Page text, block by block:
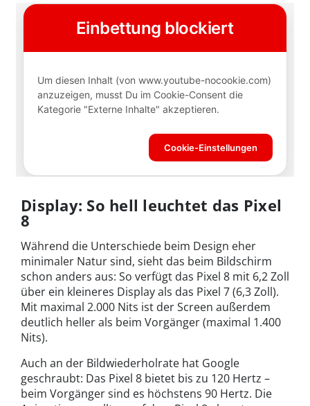
Display: So hell leuchtet das Pixel
8
Während die Unterschiede beim Design eher
minimaler Natur sind, sieht das beim Bildschirm
schon anders aus: So verfügt das Pixel 8 mit 6,2 Zoll
über ein kleineres Display als das Pixel 7 (6,3 Zoll).
Mit maximal 2.000 Nits ist der Screen außerdem
deutlich heller als beim Vorgänger (maximal 1.400
Nits).
Auch an der Bildwiederholrate hat Google
geschraubt: Das Pixel 8 bietet bis zu 120 Hertz –
beim Vorgänger sind es höchstens 90 Hertz. Die